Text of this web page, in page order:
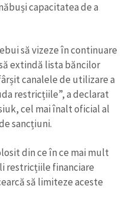
capacitatea de a
să vizeze în continuare
extindă lista băncilor
canalele de utilizare a
restricțiile”, a declarat
cel mai înalt oficial al
sancțiuni.
din ce în ce mai mult
restricțiile financiare
să limiteze aceste